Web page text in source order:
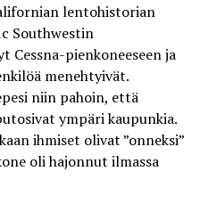
lentohistorian
Southwestin
Cessna-pienkoneeseen ja
menehtyivät.
niin pahoin, että
ympäri kaupunkia.
ihmiset olivat ”onneksi”
oli hajonnut ilmassa